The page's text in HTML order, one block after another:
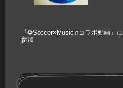
『⚽️Soccer×Music♫コラボ動画』に
参加